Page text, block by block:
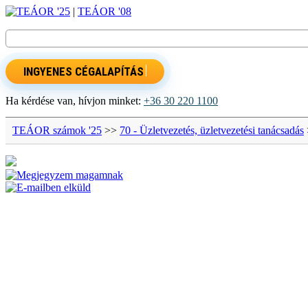
TEÁOR '25 | TEÁOR '08
INGYENES CÉGALAPÍTÁS
Ha kérdése van, hívjon minket: +36 30 220 1100
TEÁOR számok '25 >> 70 - Üzletvezetés, üzletvezetési tanácsadás